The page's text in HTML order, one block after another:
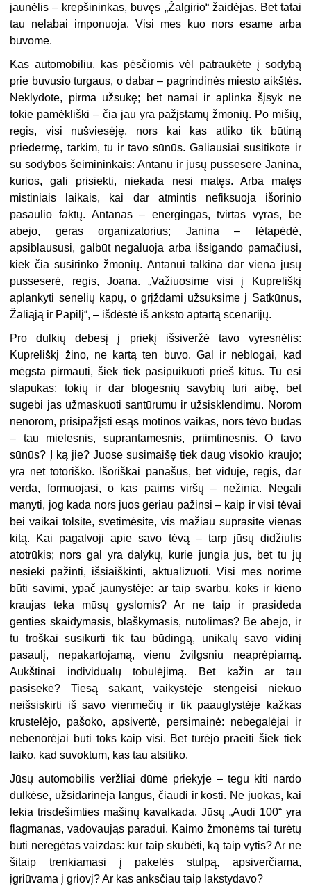
jaunėlis – krepšininkas, buvęs „Žalgirio“ žaidėjas. Bet tatai
tau nelabai imponuoja. Visi mes kuo nors esame arba
buvome.
Kas automobiliu, kas pėsčiomis vėl patraukėte į sodybą
prie buvusio turgaus, o dabar – pagrindinės miesto aikštės.
Neklydote, pirma užsukę; bet namai ir aplinka šįsyk ne
tokie pamėkliški – čia jau yra pažįstamų žmonių. Po mišių,
regis, visi nušviesėję, nors kai kas atliko tik būtiną
priedermę, tarkim, tu ir tavo sūnūs. Galiausiai susitikote ir
su sodybos šeimininkais: Antanu ir jūsų pussesere Janina,
kurios, gali prisiekti, niekada nesi matęs. Arba matęs
mistiniais laikais, kai dar atmintis nefiksuoja išorinio
pasaulio faktų. Antanas – energingas, tvirtas vyras, be
abejo, geras organizatorius; Janina – lėtapėdė,
apsiblaususi, galbūt negaluoja arba išsigando pamačiusi,
kiek čia susirinko žmonių. Antanui talkina dar viena jūsų
pusseserė, regis, Joana. „Važiuosime visi į Kupreliškį
aplankyti senelių kapų, o grįždami užsuksime į Satkūnus,
Žaliąją ir Papilį“, – išdėstė iš anksto aptartą scenarijų.
Pro dulkių debesį į priekį išsiveržė tavo vyresnėlis:
Kupreliškį žino, ne kartą ten buvo. Gal ir neblogai, kad
mėgsta pirmauti, šiek tiek pasipuikuoti prieš kitus. Tu esi
slapukas: tokių ir dar blogesnių savybių turi aibę, bet
sugebi jas užmaskuoti santūrumu ir užsisklendimu. Norom
nenorom, prisipažįsti esąs motinos vaikas, nors tėvo būdas
– tau mielesnis, suprantamesnis, priimtinesnis. O tavo
sūnūs? Į ką jie? Juose susimaišę tiek daug visokio kraujo;
yra net totoriško. Išoriškai panašūs, bet viduje, regis, dar
verda, formuojasi, o kas paims viršų – nežinia. Negali
manyti, jog kada nors juos geriau pažinsi – kaip ir visi tėvai
bei vaikai tolsite, svetimėsite, vis mažiau suprasite vienas
kitą. Kai pagalvoji apie savo tėvą – tarp jūsų didžiulis
atotrūkis; nors gal yra dalykų, kurie jungia jus, bet tu jų
nesieki pažinti, išsiaiškinti, aktualizuoti. Visi mes norime
būti savimi, ypač jaunystėje: ar taip svarbu, koks ir kieno
kraujas teka mūsų gyslomis? Ar ne taip ir prasideda
genties skaidymasis, blaškymasis, nutolimas? Be abejo, ir
tu troškai susikurti tik tau būdingą, unikalų savo vidinį
pasaulį, nepakartojamą, vienu žvilgsniu neaprėpiamą.
Aukštinai individualų tobulėjimą. Bet kažin ar tau
pasisekė? Tiesą sakant, vaikystėje stengeisi niekuo
neišsiskirti iš savo vienmečių ir tik paauglystėje kažkas
krustelėjo, pašoko, apsivertė, persimainė: nebegalėjai ir
nebenorėjai būti toks kaip visi. Bet turėjo praeiti šiek tiek
laiko, kad suvoktum, kas tau atsitiko.
Jūsų automobilis veržliai dūmė priekyje – tegu kiti nardo
dulkėse, užsidarinėja langus, čiaudi ir kosti. Ne juokas, kai
lekia trisdešimties mašinų kavalkada. Jūsų „Audi 100“ yra
flagmanas, vadovaująs paradui. Kaimo žmonėms tai turėtų
būti neregėtas vaizdas: kur taip skubėti, ką taip vytis? Ar ne
šitaip trenkiamasi į pakelės stulpą, apsiverčiama,
įgriūvama į griovį? Ar kas anksčiau taip lakstydavo?